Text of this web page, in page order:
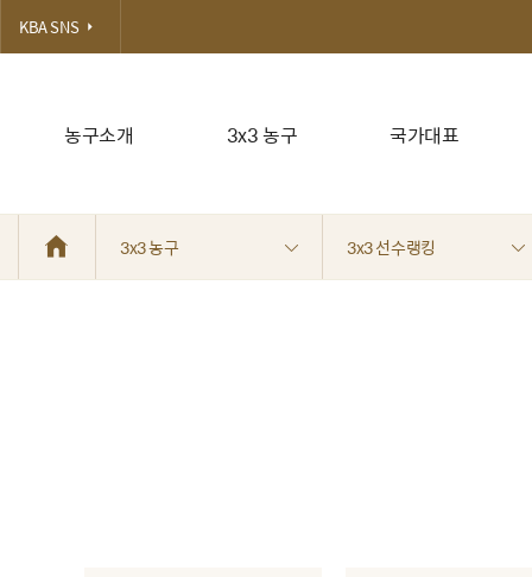
농구소개 3x3 농구 국가대표
KBA SNS
3x3 농구 3x3 선수랭킹